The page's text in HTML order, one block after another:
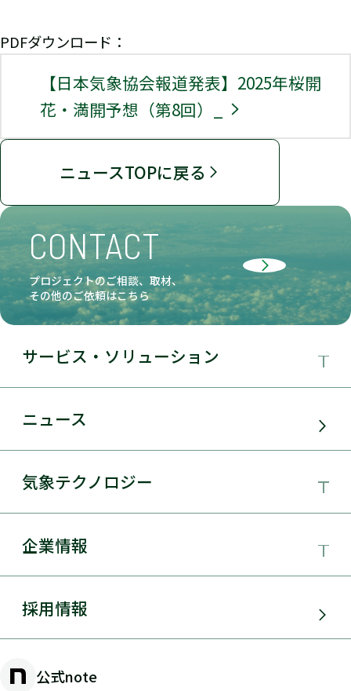
PDFダウンロード：
【日本気象協会報道発表】2025年桜開
花・満開予想（第8回）_
ニュースTOPに戻る
CONTACT
プロジェクトのご相談、取材、
その他のご依頼はこちら
サービス・ソリューション
事業領域
サービス・ソリューション
太陽光発電
環境アセスメント
防災・危機管理・気候変動対策
ニュース
気象テクノロジー
気象テクノロジー
総合数値気象予測システムSYNFOS
物理学的手法とAIを用いた日射量の短時間予測
企業情報
日本気象協会とは
組織概要
採用情報
公式note